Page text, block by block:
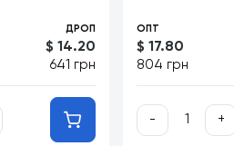
ДРОП
$ 14.20
641 грн
ОПТ
$ 17.80
804 грн
- +